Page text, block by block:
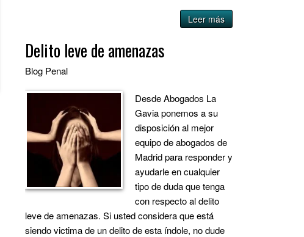
Leer más
Delito leve de amenazas
Blog Penal
Desde Abogados La
Gavia ponemos a su
disposición al mejor
equipo de abogados de
Madrid para responder y
ayudarle en cualquier
tipo de duda que tenga
con respecto al delito
leve de amenazas. Si usted considera que está
siendo victima de un delito de esta índole, no dude